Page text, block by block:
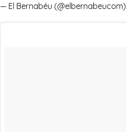
— El Bernabéu (@elbernabeucom)